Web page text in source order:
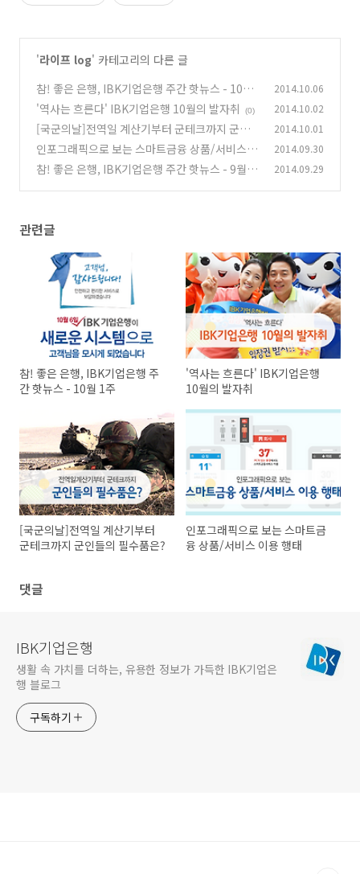
'라이프 log' 카테고리의 다른 글
참! 좋은 은행, IBK기업은행 주간 핫뉴스 - 10월
1주 (0)
2014.10.06
'역사는 흐른다' IBK기업은행 10월의 발자취 (0) 2014.10.02
[국군의날]전역일 계산기부터 군테크까지 군인
들의 필수품은?
(0)
2014.10.01
인포그래픽으로 보는 스마트금융 상품/서비스 이
용 행태
(0)
2014.09.30
참! 좋은 은행, IBK기업은행 주간 핫뉴스 - 9월 4
2014.09.29
관련글
참! 좋은 은행, IBK기업은행 주
간 핫뉴스 - 10월 1주
'역사는 흐른다' IBK기업은행
10월의 발자취
[국군의날]전역일 계산기부터
군테크까지 군인들의 필수품은?
인포그래픽으로 보는 스마트금
융 상품/서비스 이용 행태
댓글
IBK기업은행
생활 속 가치를 더하는, 유용한 정보가 가득한 IBK기업은
행 블로그
구독하기